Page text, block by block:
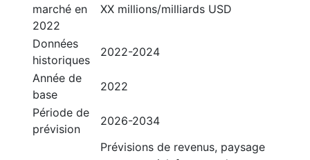
marché en
2022
XX millions/milliards USD
Données
historiques
2022-2024
Année de
base
2022
Période de
prévision
2026-2034
Prévisions de revenus, paysage